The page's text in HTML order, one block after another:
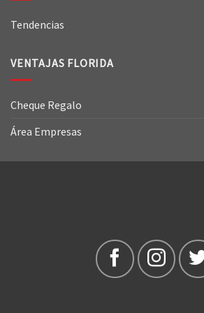
Tendencias
VENTAJAS FLORIDA
Cheque Regalo
Área Empresas